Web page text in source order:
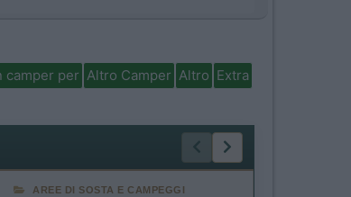
camper per Altro Camper Altro Extra
AREE DI SOSTA E CAMPEGGI